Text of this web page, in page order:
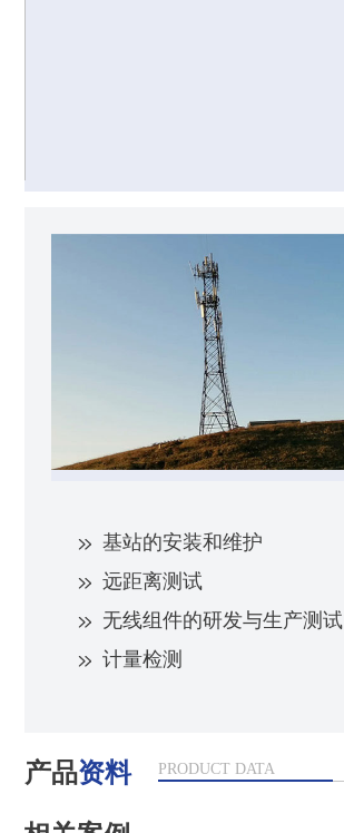
基站的安装和维护
远距离测试
无线组件的研发与生产测试
计量检测
产品资料 PRODUCT DATA